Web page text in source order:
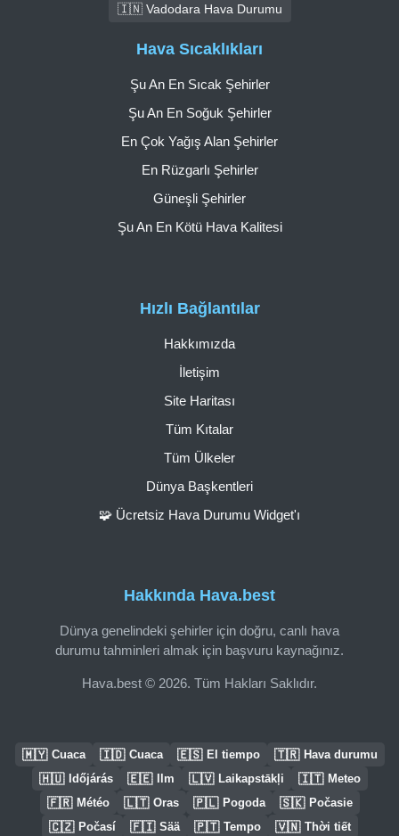
🇮🇳 Vadodara Hava Durumu
Hakkında Hava.best
Dünya genelindeki şehirler için doğru, canlı hava
durumu tahminleri almak için başvuru kaynağınız.
Hava.best © 2026. Tüm Hakları Saklıdır.
Hızlı Bağlantılar
Hakkımızda
İletişim
Site Haritası
Tüm Kıtalar
Tüm Ülkeler
Dünya Başkentleri
🧩 Ücretsiz Hava Durumu Widget'ı
Hava Sıcaklıkları
Şu An En Sıcak Şehirler
Şu An En Soğuk Şehirler
En Çok Yağış Alan Şehirler
En Rüzgarlı Şehirler
Güneşli Şehirler
Şu An En Kötü Hava Kalitesi
🇲🇾 Cuaca 🇮🇩 Cuaca 🇪🇸 El tiempo 🇹🇷 Hava durumu
🇭🇺 Időjárás 🇪🇪 Ilm 🇱🇻 Laikapstākļi 🇮🇹 Meteo
🇫🇷 Météo 🇱🇹 Oras 🇵🇱 Pogoda 🇸🇰 Počasie
🇨🇿 Počasí 🇫🇮 Sää 🇵🇹 Tempo 🇻🇳 Thời tiết